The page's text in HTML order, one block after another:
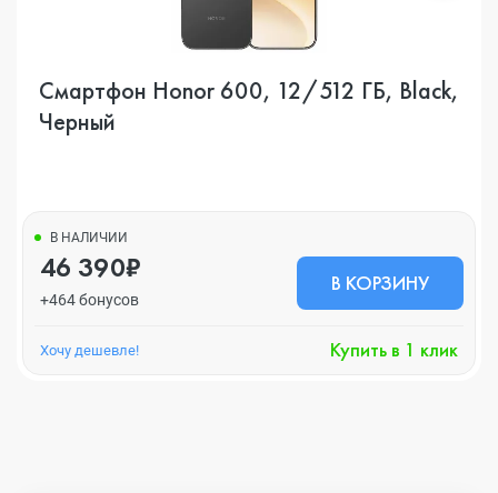
Смартфон Honor 600, 12/512 ГБ, Black,
Черный
В НАЛИЧИИ
46 390₽
+464 бонусов
В КОРЗИНУ
Хочу дешевле! Купить в 1 клик